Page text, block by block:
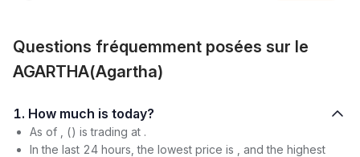
Questions fréquemment posées sur le
AGARTHA(Agartha)
1. How much is today?
As of , () is trading at .
In the last 24 hours, the lowest price is , and the highest